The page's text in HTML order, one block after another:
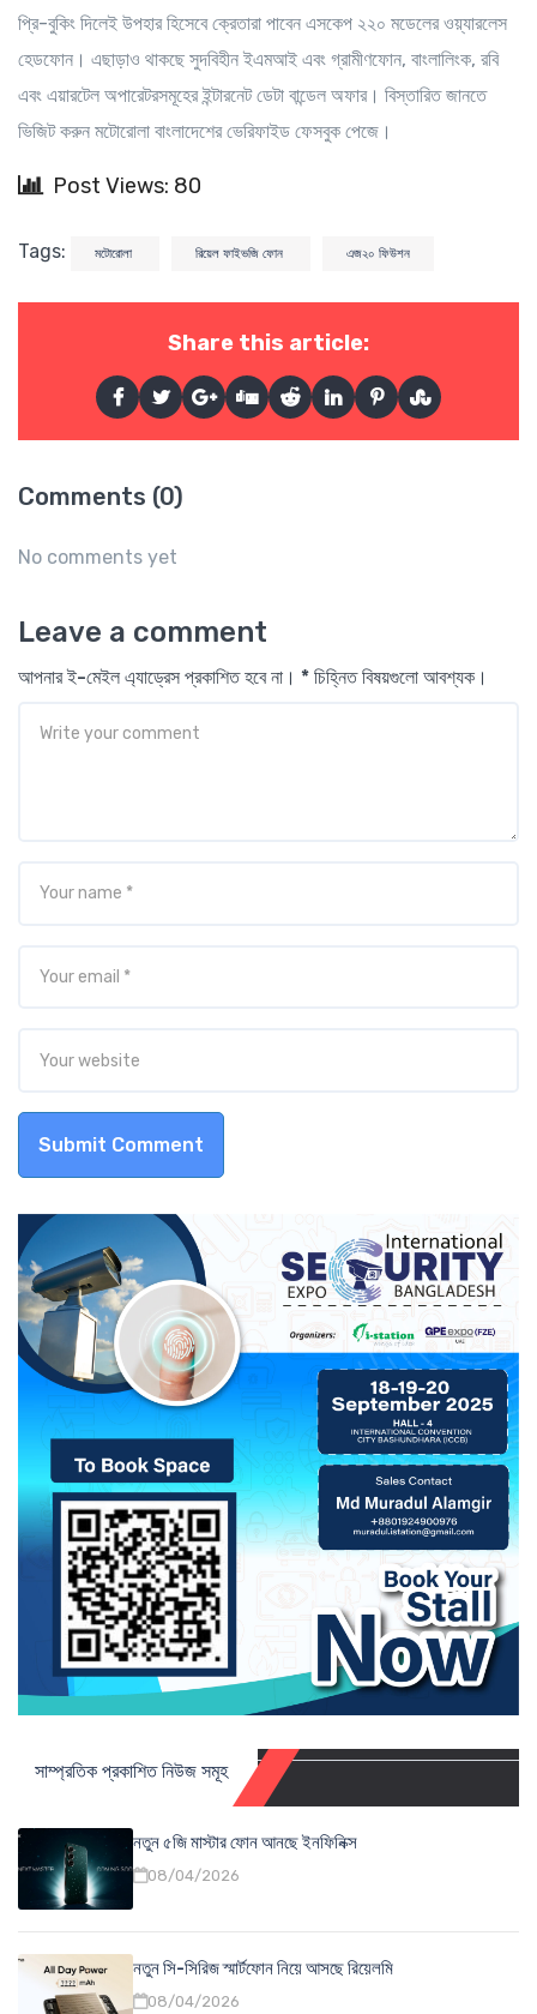
প্রি-বুকিং দিলেই উপহার হিসেবে ক্রেতারা পাবেন এসকেপ ২২০ মডেলের ওয়্যারলেস
হেডফোন। এছাড়াও থাকছে সুদবিহীন ইএমআই এবং গ্রামীণফোন, বাংলালিংক, রবি
এবং এয়ারটেল অপারেটরসমূহের ইন্টারনেট ডেটা বান্ডেল অফার। বিস্তারিত জানতে
ভিজিট করুন মটোরোলা বাংলাদেশের ভেরিফাইড ফেসবুক পেজে।
Post Views: 80
Tags: মটোরোলা রিয়েল ফাইভজি ফোন এজ২০ ফিউশন
Share this article:
Comments (0)
No comments yet
Leave a comment
আপনার ই-মেইল এ্যাড্রেস প্রকাশিত হবে না। * চিহ্নিত বিষয়গুলো আবশ্যক।
Submit Comment
সাম্প্রতিক প্রকাশিত নিউজ সমূহ
নতুন ৫জি মাস্টার ফোন আনছে ইনফিনিক্স
08/04/2026
নতুন সি-সিরিজ স্মার্টফোন নিয়ে আসছে রিয়েলমি
08/04/2026